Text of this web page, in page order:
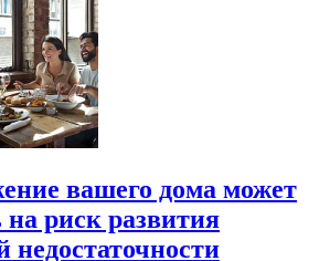
вашего дома может
на риск развития
недостаточности